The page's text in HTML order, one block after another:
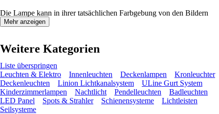
Die Lampe kann in ihrer tatsächlichen Farbgebung von den Bildern
abweichen.
Mehr anzeigen
Weitere Kategorien
Liste überspringen
Leuchten & Elektro
Innenleuchten Deckenlampen
Kronleuchter
Deckenleuchten
Linion Lichtkanalsystem
ULine Gurt System
Kinderzimmerlampen
Nachtlicht Pendelleuchten
Badleuchten
LED Panel
Spots & Strahler Schienensysteme
Lichtleisten
Seilsysteme